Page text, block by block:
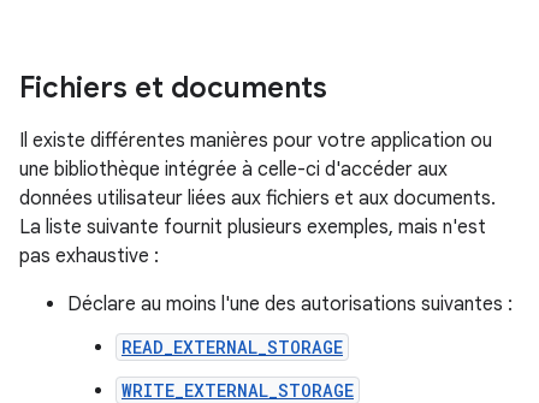
Fichiers et documents
Il existe différentes manières pour votre application ou
une bibliothèque intégrée à celle-ci d'accéder aux
données utilisateur liées aux fichiers et aux documents.
La liste suivante fournit plusieurs exemples, mais n'est
pas exhaustive :
Déclare au moins l'une des autorisations suivantes :
READ_EXTERNAL_STORAGE
WRITE_EXTERNAL_STORAGE